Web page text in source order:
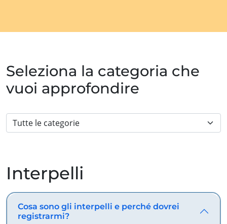
Seleziona la categoria che
vuoi approfondire
Interpelli
Cosa sono gli interpelli e perché dovrei
registrarmi?